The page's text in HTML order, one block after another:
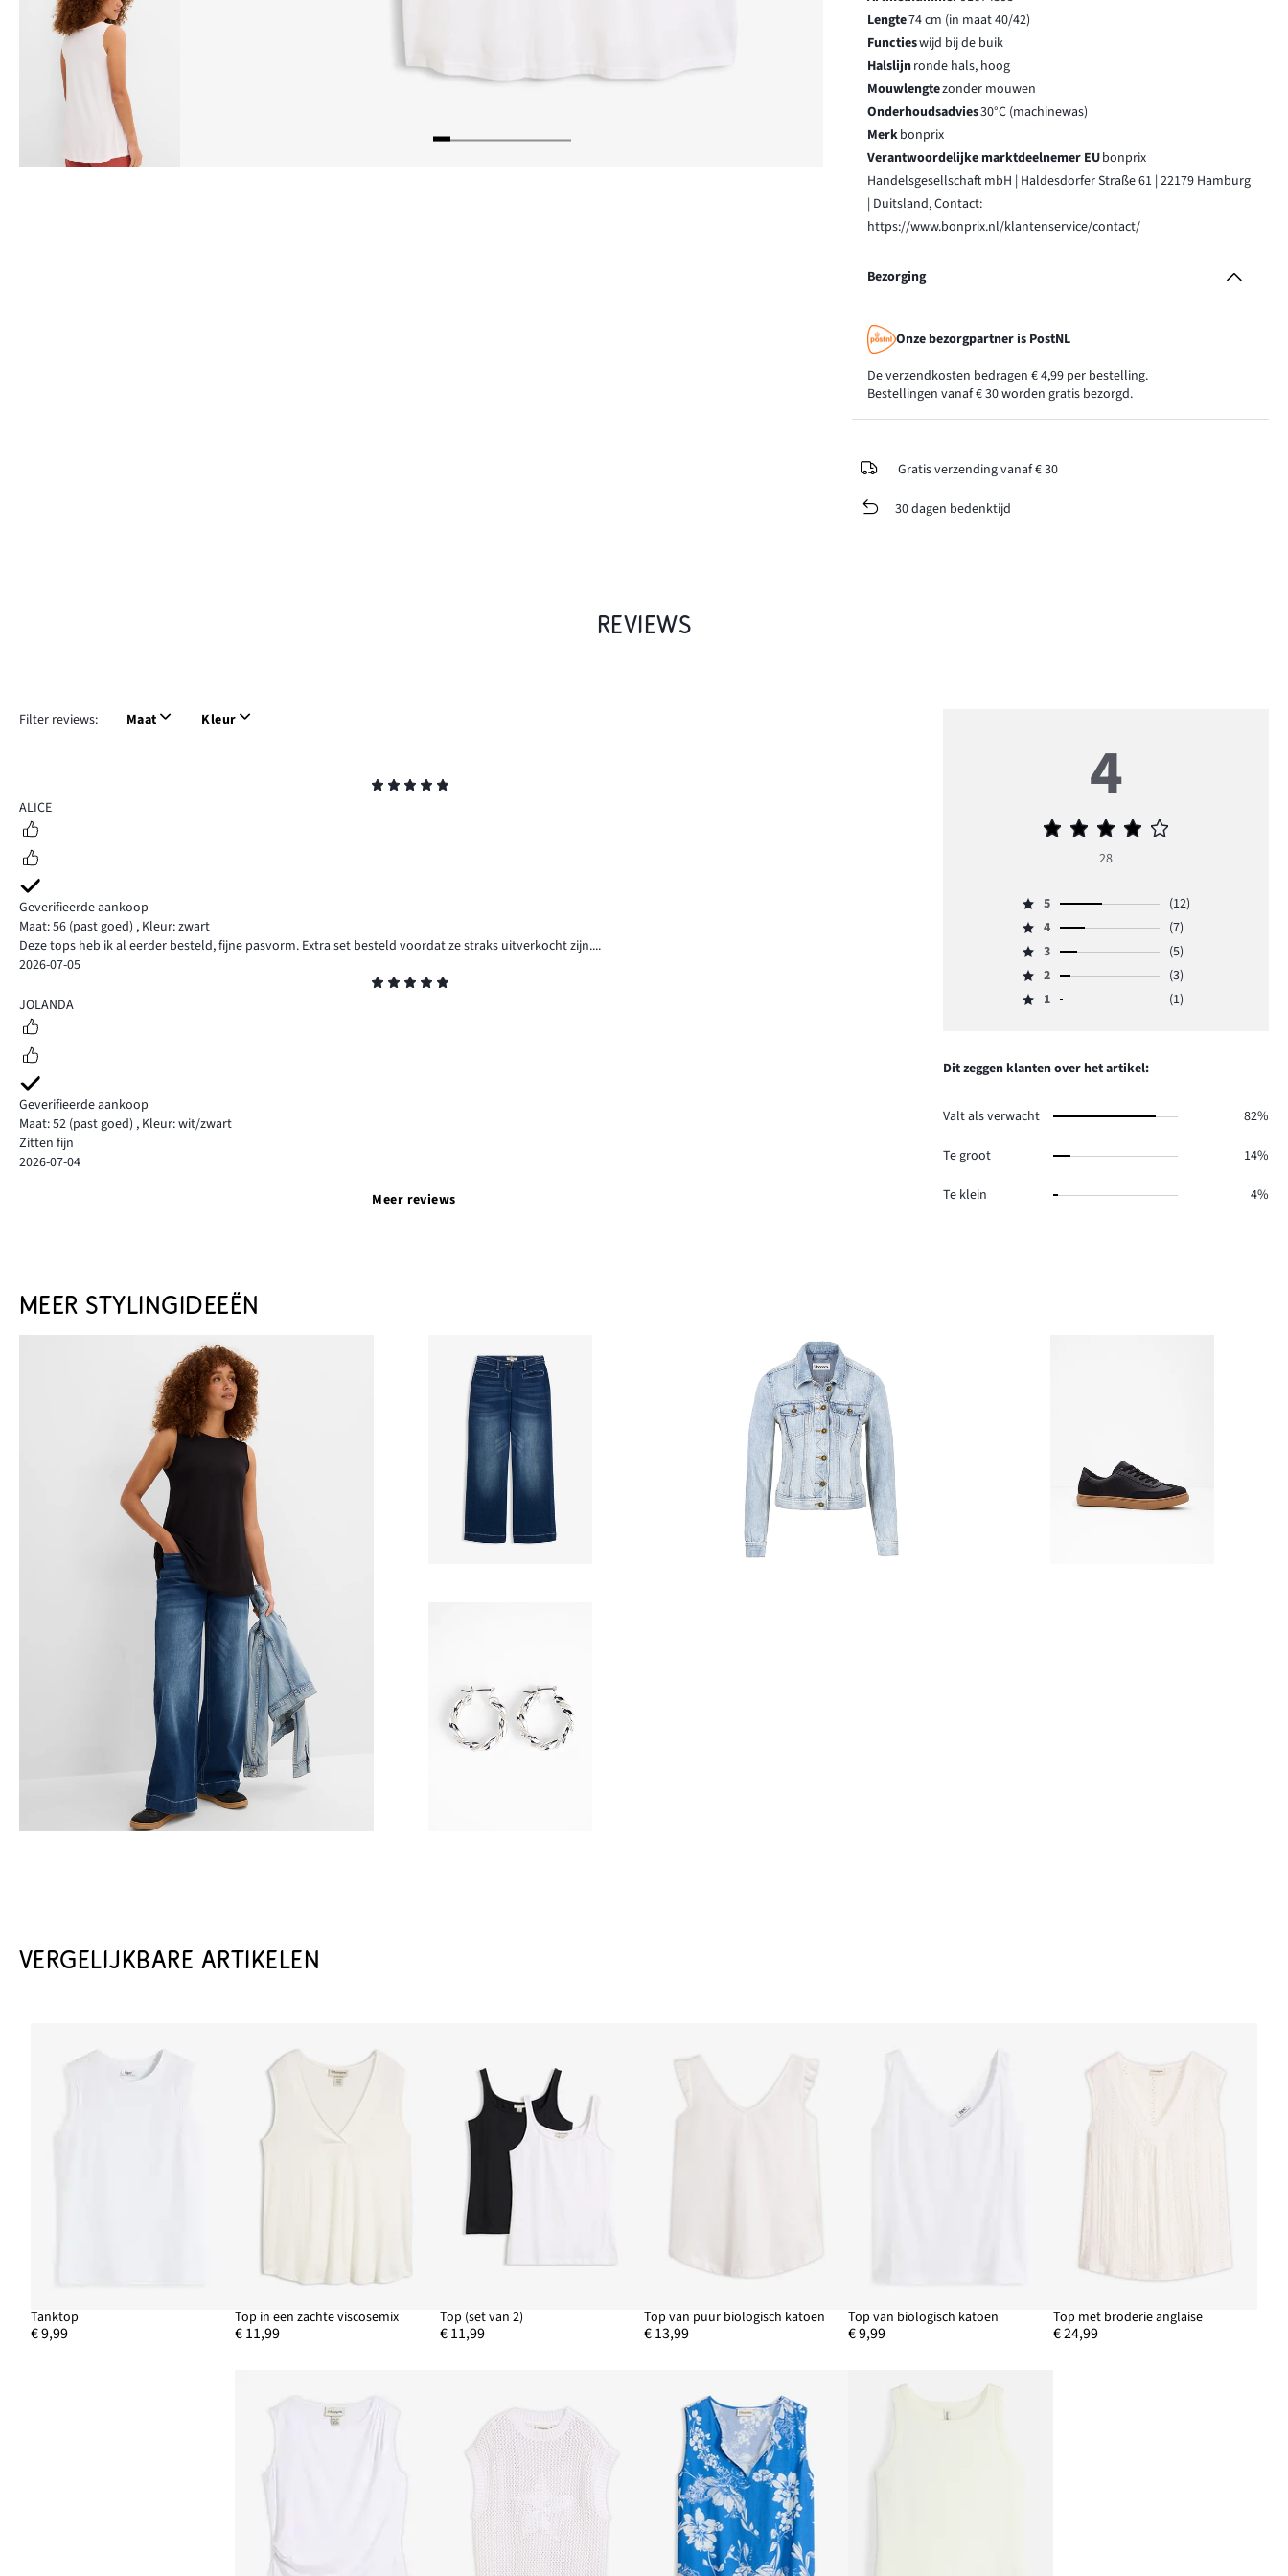
Lengte74 cm (in maat 40/42)
Functieswijd bij de buik
Halslijnronde hals, hoog
Mouwlengtezonder mouwen
Onderhoudsadvies30°C (machinewas)
Merkbonprix
Verantwoordelijke marktdeelnemer EUbonprix
Handelsgesellschaft mbH | Haldesdorfer Straße 61 | 22179 Hamburg
| Duitsland, Contact:
https://www.bonprix.nl/klantenservice/contact/
Bezorging
Onze bezorgpartner is PostNL
De verzendkosten bedragen € 4,99 per bestelling.
Bestellingen vanaf € 30 worden gratis bezorgd.
Gratis verzending vanaf € 30
30 dagen bedenktijd
REVIEWS
Filter reviews: Maat Kleur
5
ALICE
Geverifieerde aankoop
Maat: 56 (past goed) , Kleur: zwart
Deze tops heb ik al eerder besteld, fijne pasvorm. Extra set besteld voordat ze straks uitverkocht zijn....
2026-07-05
5
JOLANDA
Geverifieerde aankoop
Maat: 52 (past goed) , Kleur: wit/zwart
Zitten fijn
2026-07-04
Meer reviews
4
Gemiddelde
4
28
Beoordeling
5,
aantal
reviews
5
(12)
Beoordeling
4,
aantal
reviews
4
(7)
Beoordeling
3,
aantal
3
(5)
Beoordeling
2,
2
(3)
Beoordeling
reviews
1 (1)
Dit zeggen klanten over het artikel:
Valt als verwacht 82%
Te groot 14%
Te klein 4%
MEER STYLINGIDEEËN
VERGELIJKBARE ARTIKELEN
Tanktop
€ 9,99
Top in een zachte viscosemix
€ 11,99
Top (set van 2)
€ 11,99
Top van puur biologisch katoen
€ 13,99
Top van biologisch katoen
€ 9,99
Top met broderie anglaise
€ 24,99